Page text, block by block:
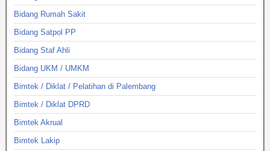
Bidang Rumah Sakit
Bidang Satpol PP
Bidang Staf Ahli
Bidang UKM / UMKM
Bimtek / Diklat / Pelatihan di Palembang
Bimtek / Diklat DPRD
Bimtek Akrual
Bimtek Lakip